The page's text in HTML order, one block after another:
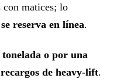
con matices; lo
reserva en línea.
o por una
recargos de heavy-lift.